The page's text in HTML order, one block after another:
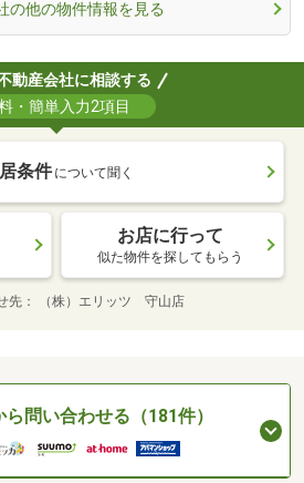
の他の物件情報を見る
動産会社に相談する
・簡単入力2項目
条件 について聞く
お店に行って
似た物件を探してもらう
先 （株）エリッツ 守山店
問い合わせる（181件）